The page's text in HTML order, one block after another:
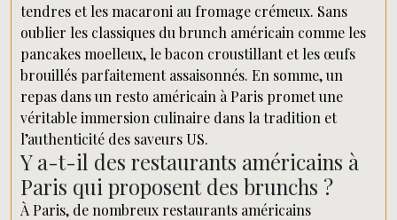
tendres et les macaroni au fromage crémeux. Sans
oublier les classiques du brunch américain comme les
pancakes moelleux, le bacon croustillant et les œufs
brouillés parfaitement assaisonnés. En somme, un
repas dans un resto américain à Paris promet une
véritable immersion culinaire dans la tradition et
l’authenticité des saveurs US.
Y a-t-il des restaurants américains à
Paris qui proposent des brunchs ?
À Paris, de nombreux restaurants américains